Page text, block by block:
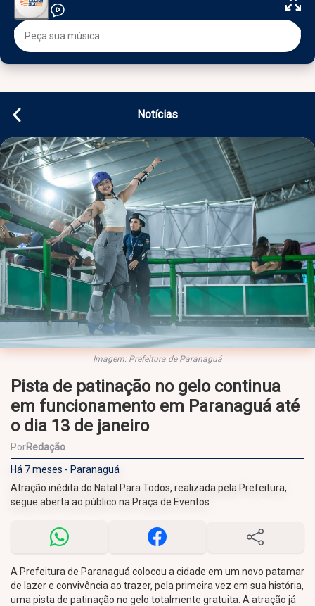
Notícias
Imagem: Prefeitura de Paranaguá
Pista de patinação no gelo continua
em funcionamento em Paranaguá até
o dia 13 de janeiro
PorRedação
Há 7 meses - Paranaguá
Atração inédita do Natal Para Todos, realizada pela Prefeitura,
segue aberta ao público na Praça de Eventos
A Prefeitura de Paranaguá colocou a cidade em um novo patamar
de lazer e convivência ao trazer, pela primeira vez em sua história,
uma pista de patinação no gelo totalmente gratuita. A atração já